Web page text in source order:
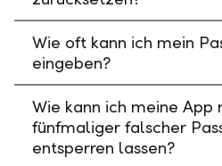
Wie oft kann ich mein
eingeben?
Wie kann ich meine App
fünfmaliger falscher
entsperren lassen?